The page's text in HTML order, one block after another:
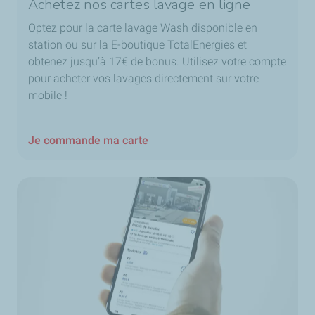
Achetez nos cartes lavage en ligne
Optez pour la carte lavage Wash disponible en
station ou sur la E-boutique TotalEnergies et
obtenez jusqu’à 17€ de bonus. Utilisez votre compte
pour acheter vos lavages directement sur votre
mobile !
Je commande ma carte